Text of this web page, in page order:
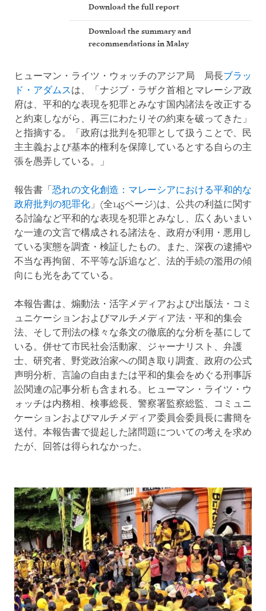
Download the full report
Download the summary and
recommendations in Malay
ヒューマン・ライツ・ウォッチのアジア局 局長ブラッ
ド・アダムスは、「ナジブ・ラザク首相とマレーシア政
府は、平和的な表現を犯罪とみなす国内諸法を改正する
と約束しながら、再三にわたりその約束を破ってきた」
と指摘する。「政府は批判を犯罪として扱うことで、民
主主義および基本的権利を保障しているとする自らの主
張を愚弄している。」
報告書「 恐れの文化創造：マレーシアにおける平和的な
政府批判の犯罪化 」(全145ページ)は、公共の利益に関す
る討論など平和的な表現を犯罪とみなし、広くあいまい
な一連の文言で構成される諸法を、政府が利用・悪用し
ている実態を調査・検証したもの。また、深夜の逮捕や
不当な再拘留、不平等な訴追など、法的手続の濫用の傾
向にも光をあてている。
本報告書は、煽動法・活字メディアおよび出版法・コミ
ュニケーションおよびマルチメディア法・平和的集会
法、そして刑法の様々な条文の徹底的な分析を基にして
いる。併せて市民社会活動家、ジャーナリスト、弁護
士、研究者、野党政治家への聞き取り調査、政府の公式
声明分析、言論の自由または平和的集会をめぐる刑事訴
訟関連の記事分析も含まれる。ヒューマン・ライツ・ウ
ォッチは内務相、検事総長、警察署監察総監、コミュニ
ケーションおよびマルチメディア委員会委員長に書簡を
送付。本報告書で提起した諸問題についての考えを求め
たが、回答は得られなかった。